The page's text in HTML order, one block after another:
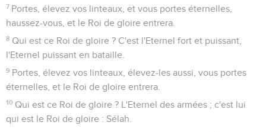
7 Portes, élevez vos linteaux, et vous portes éternelles,
haussez-vous, et le Roi de gloire entrera.
8 Qui est ce Roi de gloire ? C'est l'Eternel fort et puissant,
l'Eternel puissant en bataille.
9 Portes, élevez vos linteaux, élevez-les aussi, vous portes
éternelles, et le Roi de gloire entrera.
10 Qui est ce Roi de gloire ? L'Eternel des armées ; c'est lui
qui est le Roi de gloire : Sélah.